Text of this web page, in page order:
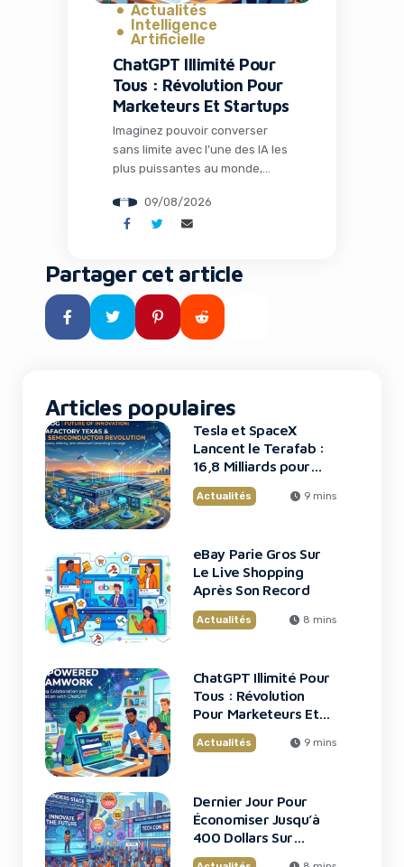
Actualités
Intelligence
Artificielle
ChatGPT Illimité Pour
Tous : Révolution Pour
Marketeurs Et Startups
Imaginez pouvoir converser
sans limite avec l’une des IA les
plus puissantes au monde,
désormais une réalité grâce à
la dernière annonce d’OpenAI
professionnels du marketing,
les entrepreneurs et les
équipes de startups, cette
évolution représente bien plus
09/08/2026
Partager cet article
Articles populaires
Tesla et SpaceX
Lancent le Terafab :
16,8 Milliards pour
une Usine de Puces
Révolutionnaire
Actualités 9 mins
eBay Parie Gros Sur
Le Live Shopping
Après Son Record
Actualités 8 mins
ChatGPT Illimité Pour
Tous : Révolution
Pour Marketeurs Et
Startups
Actualités 9 mins
Dernier Jour Pour
Économiser Jusqu’à
400 Dollars Sur
TechCrunch Disrupt
Open Knowledge Format : Pourquoi Ce
Standard Google Change Tout